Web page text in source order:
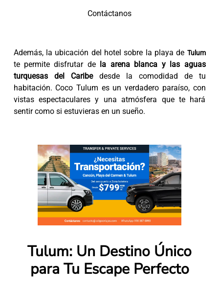
Contáctanos
Además, la ubicación del hotel sobre la playa de Tulum
te permite disfrutar de la arena blanca y las aguas
turquesas del Caribedesde la comodidad de tu
habitación. Coco Tulum es un verdadero paraíso, con
vistas espectaculares y una atmósfera que te hará
sentir como si estuvieras en un sueño.
Tulum: Un Destino Único
para Tu Escape Perfecto